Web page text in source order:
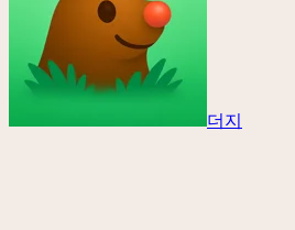
더지